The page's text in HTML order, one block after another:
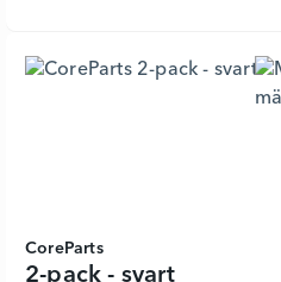
CoreParts
2-pack - svart